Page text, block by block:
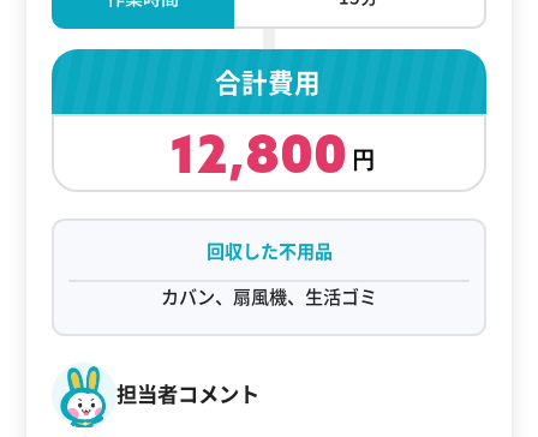
合計費用
12,800
回収した不用品
カバン、扇風機、生活ゴミ
担当者コメント